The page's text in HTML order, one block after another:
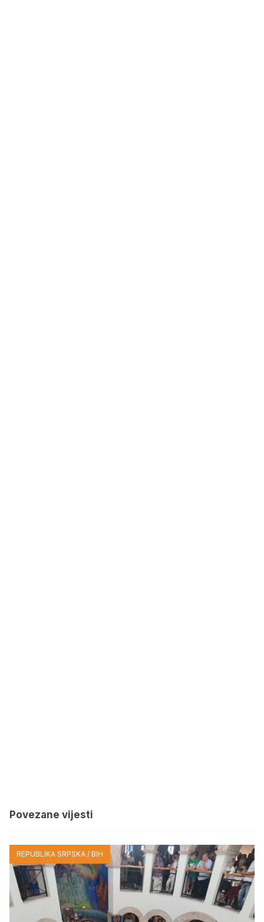
Povezane vijesti
REPUBLIKA SRPSKA / BIH